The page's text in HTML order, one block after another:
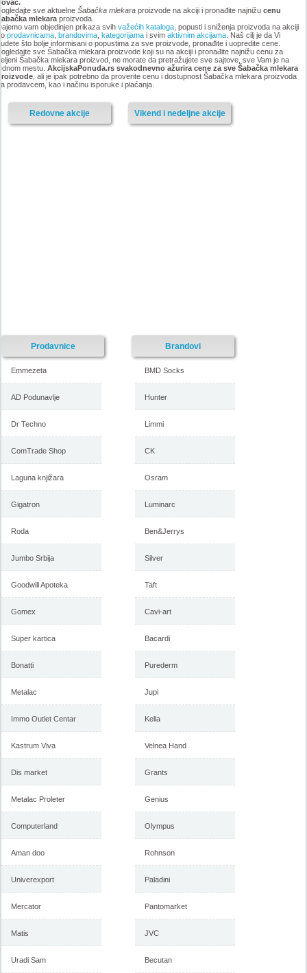
sve aktuelne Šabačka mlekaraproizvode na akciji i pronađite najnižu cenu
mlekaraproizvoda.
vam objedinjen prikaza svih važećih kataloga, popusti i sniženja proizvoda na akciji
prodavnicama, brandovima, kategorijamai svim aktivnim akcijama. Naš cilj je da Vi
što bolje informisani o popustima za sve proizvode, pronađite i uopredite cene.
sve Šabačka mlekara proizvode koji su na akciji i pronađite najnižu cenu za
Šabačka mlekara proizvod, ne morate da pretražujete sve sajtove, sve Vam je na
mestu. AkcijskaPonuda.rs svakodnevno ažurira cene za sve Šabačka mlekara
, ali je ipak potrebno da proverite cenu i dostupnost Šabačka mlekara proizvoda
prodavcem, kao i načinu isporuke i plaćanja.
Vikend i nedeljne akcije
Redovne akcije
Prodavnice
Emmezeta
AD Podunavlje
Dr Techno
ComTrade Shop
Laguna knjižara
Gigatron
Roda
Jumbo Srbija
Goodwill Apoteka
Gomex
Super kartica
Bonatti
Metalac
Immo Outlet Centar
Kastrum Viva
Dis market
Metalac Proleter
Computerland
Aman doo
Univerexport
Mercator
Matis
Uradi Sam
Brandovi
BMD Socks
Hunter
Limmi
CK
Osram
Luminarc
Ben&Jerrys
Silver
Taft
Cavi-art
Bacardi
Purederm
Jupi
Kella
Velnea Hand
Grants
Genius
Olympus
Rohnson
Paladini
Pantomarket
JVC
Becutan